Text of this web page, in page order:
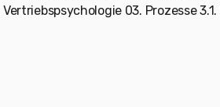
03. Prozesse